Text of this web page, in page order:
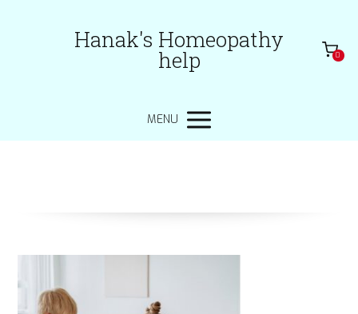
Hanak's Homeopathy
help 0
MENU